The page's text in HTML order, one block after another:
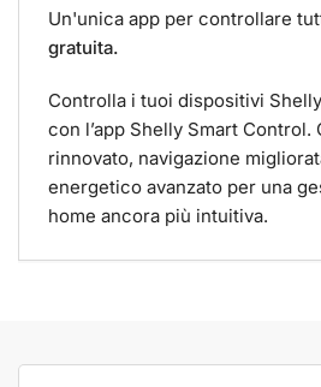
Un'unica app per controllare
gratuita.
Controlla i tuoi dispositivi
con l’app Shelly Smart Control.
rinnovato, navigazione
energetico avanzato per una
home ancora più intuitiva.